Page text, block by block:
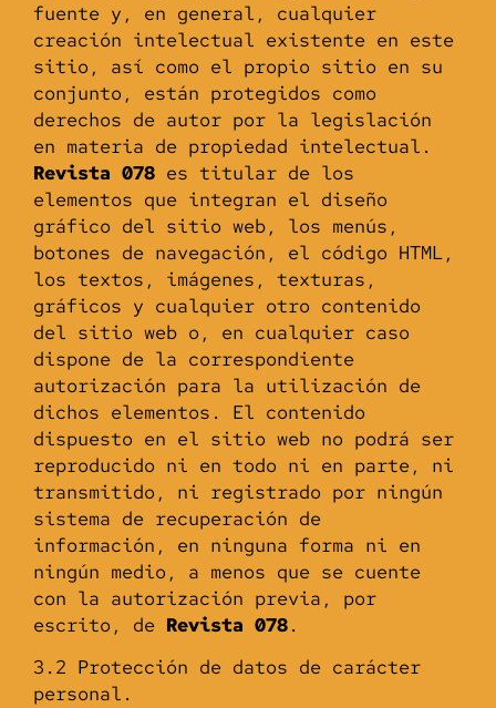
fuente y, en general, cualquier
creación intelectual existente en este
sitio, así como el propio sitio en su
conjunto, están protegidos como
derechos de autor por la legislación
en materia de propiedad intelectual.
Revista 078 es titular de los
elementos que integran el diseño
gráfico del sitio web, los menús,
botones de navegación, el código HTML,
los textos, imágenes, texturas,
gráficos y cualquier otro contenido
del sitio web o, en cualquier caso
dispone de la correspondiente
autorización para la utilización de
dichos elementos. El contenido
dispuesto en el sitio web no podrá ser
reproducido ni en todo ni en parte, ni
transmitido, ni registrado por ningún
sistema de recuperación de
información, en ninguna forma ni en
ningún medio, a menos que se cuente
con la autorización previa, por
escrito, de Revista 078.
3.2 Protección de datos de carácter
personal.